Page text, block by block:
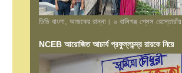
ডিডি বাংলা, আজকের রান্না। ৬ বালিগঞ্জ প্লেস রেস্তোরাঁয়
NCEB আয়োজিত আচার্য প্রফুল্লচন্দ্র রায়কে নিয়ে